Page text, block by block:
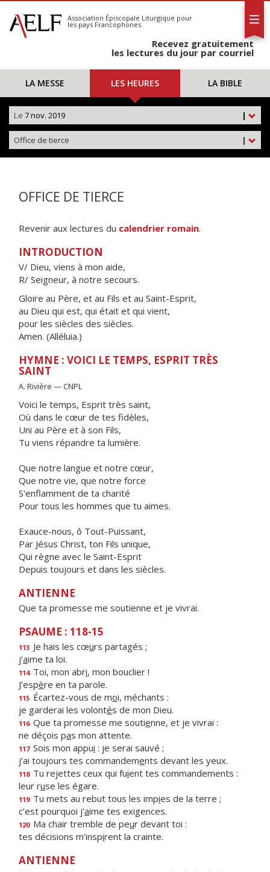
S'abonner
Calendrier
Association Épiscopale Liturgique pour
les pays Francophones
Recevez gratuitement
les lectures du jour par courriel
LA MESSE LES HEURES LA BIBLE
|
Le 7 nov. 2019
|
Office de tierce
OFFICE DE TIERCE
Revenir aux lectures du calendrier romain.
INTRODUCTION
V/ Dieu, viens à mon aide,
R/ Seigneur, à notre secours.
Gloire au Père, et au Fils et au Saint-Esprit,
au Dieu qui est, qui était et qui vient,
pour les siècles des siècles.
Amen. (Alléluia.)
HYMNE : VOICI LE TEMPS, ESPRIT TRÈS
SAINT
A. Rivière — CNPL
Voici le temps, Esprit très saint,
Où dans le cœur de tes fidèles,
Uni au Père et à son Fils,
Tu viens répandre ta lumière.
Que notre langue et notre cœur,
Que notre vie, que notre force
S'enflamment de ta charité
Pour tous les hommes que tu aimes.
Exauce-nous, ô Tout-Puissant,
Par Jésus Christ, ton Fils unique,
Qui règne avec le Saint-Esprit
Depuis toujours et dans les siècles.
ANTIENNE
Que ta promesse me soutienne et je vivrai.
PSAUME : 118-15
113 Je hais les cœurs partagés ;
j’aime ta loi.
114 Toi, mon abri, mon bouclier !
J’espère en ta parole.
115 Écartez-vous de moi, méchants :
je garderai les volontés de mon Dieu.
116 Que ta promesse me soutienne, et je vivrai :
ne déçois pas mon attente.
117 Sois mon appui : je serai sauvé ;
j’ai toujours tes commandements devant les yeux.
118 Tu rejettes ceux qui fuient tes commandements :
leur ruse les égare.
119 Tu mets au rebut tous les impies de la terre ;
c’est pourquoi j’aime tes exigences.
120 Ma chair tremble de peur devant toi :
tes décisions m’inspirent la crainte.
ANTIENNE